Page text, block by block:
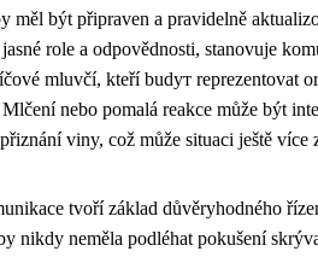
měl být připraven a pravidelně
role a odpovědnosti, stanovuje
mluvčí, kteří budут reprezentovat
nebo pomalá reakce může být
viny, což může situaci ještě více
tvoří základ důvěryhodného
nikdy neměla podléhat pokušení